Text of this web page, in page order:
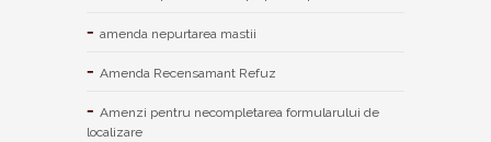
amenda nepurtarea mastii
Amenda Recensamant Refuz
Amenzi pentru necompletarea formularului de
localizare